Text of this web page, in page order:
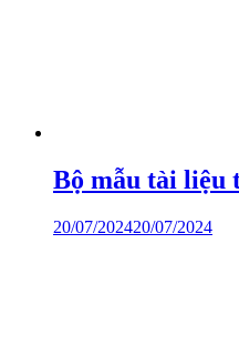
Bộ mẫu tài liệu
20/07/202420/07/2024